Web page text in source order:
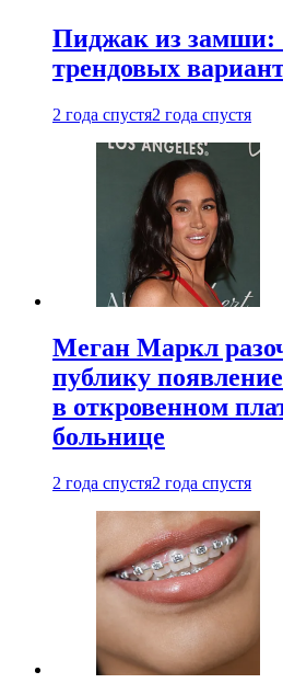
Пиджак из замши:
трендовых
2 года спустя2 года спустя
Меган Маркл
публику
в откровенном
больнице
2 года спустя2 года спустя